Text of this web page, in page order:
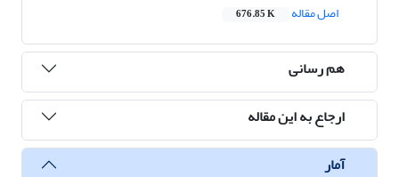
اصل مقاله
676.85 K
هم رسانی
ارجاع به این مقاله
آمار